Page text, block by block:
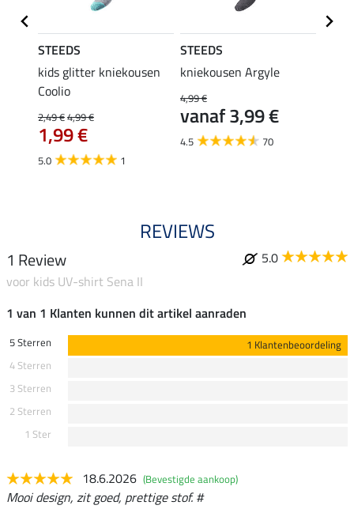
STEEDS
kids glitter kniekousen
Coolio
2,49 €4,99 €
1,99 €
5.0 1
STEEDS
kniekousen Argyle
4,99 €
vanaf 3,99 €
4.5 70
REVIEWS
1 Review
5.0
voor kids UV-shirt Sena II
1 van 1 Klanten kunnen dit artikel aanraden
5 Sterren
1 Klantenbeoordeling
4 Sterren
3 Sterren
2 Sterren
1 Ster
18.6.2026 (Bevestigde aankoop)
Mooi design, zit goed, prettige stof. #